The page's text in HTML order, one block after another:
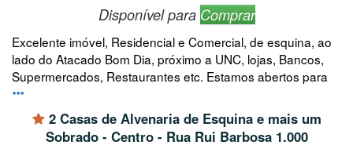
Disponível para Comprar
Excelente imóvel, Residencial e Comercial, de esquina, ao
lado do Atacado Bom Dia, próximo a UNC, lojas, Bancos,
Supermercados, Restaurantes etc. Estamos abertos para
2 Casas de Alvenaria de Esquina e mais um
Sobrado - Centro - Rua Rui Barbosa 1.000